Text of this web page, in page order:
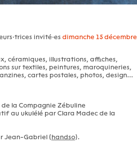
invité·es dimanche 15 décembre
céramiques, illustrations, affiches,
sur textiles, peintures, maroquineries,
cartes postales, photos, design...
la Compagnie Zébuline
au ukulélé par Clara Madec de la
Jean-Gabriel (handso).